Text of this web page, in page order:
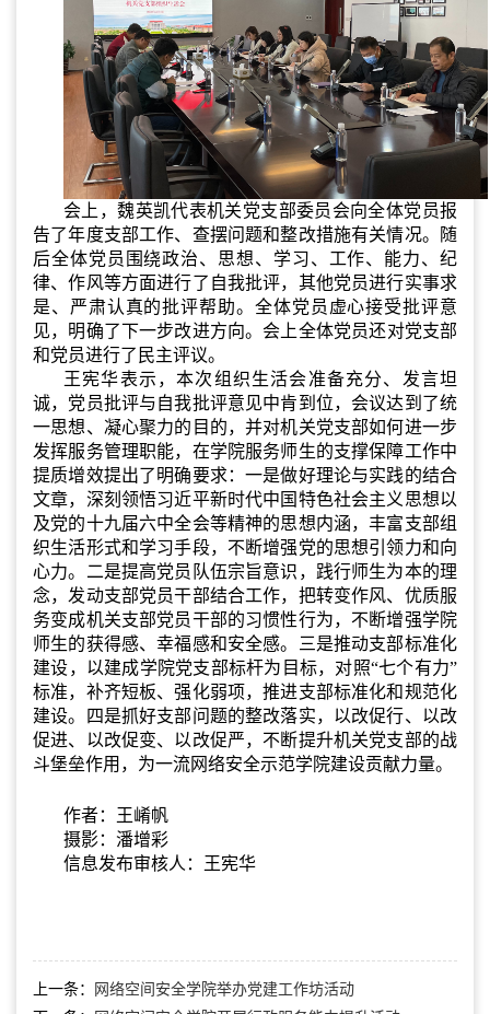
会上，魏英凯代表机关党支部委员会向全体党员报
告了年度支部工作、查摆问题和整改措施有关情况。随
后全体党员围绕政治、思想、学习、工作、能力、纪
律、作风等方面进行了自我批评，其他党员进行实事求
是、严肃认真的批评帮助。 全体党员虚心接受批评意
见， 明确了下一步改进方向。 会上全体党员还对党支部
和党员进行了民主评议。
王宪华表示，本次组织生活会准备充分、发言坦
诚，党员批评与自我批评意见中肯到位，会议达到了统
一思想、凝心聚力的目的，并对机关党支部如何进一步
发挥服务管理职能，在学院服务师生的支撑保障工作中
提质增效提出了明确要求：一是做好理论与实践的结合
文章，深刻领悟习近平新时代中国特色社会主义思想以
及党的十九届六中全会等精神的思想内涵，丰富支部组
织生活形式和学习手段，不断增强党的思想引领力和向
心力。二是提高党员队伍宗旨意识，践行师生为本的理
念，发动支部党员干部结合工作，把转变作风、优质服
务变成机关支部党员干部的习惯性行为，不断增强学院
师生的获得感、幸福感和安全感。三是推动支部标准化
建设，以建成学院党支部标杆为目标，对照“七个有力”
标准，补齐短板、强化弱项，推进支部标准化和规范化
建设。四是抓好支部问题的整改落实，以改促行、以改
促进、以改促变、以改促严，不断提升机关党支部的战
斗堡垒作用，为一流网络安全示范学院建设贡献力量。
作者：王崤帆
摄影：潘增彩
信息发布审核人：王宪华
上一条：
网络空间安全学院举办党建工作坊活动